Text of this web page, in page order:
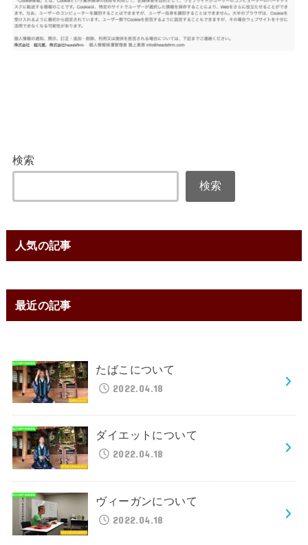
検索
検索
人気の記事
最近の記事
たばこについて
2022.04.18
ダイエットについて
2022.04.18
ヴィーガンについて
2022.04.18